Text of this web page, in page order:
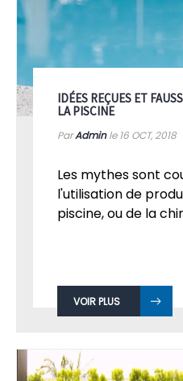
IDÉES REÇUES ET
LA PISCINE
ParAdminle 16 OCT, 2018
Les mythes sont
l'utilisation de
piscine, ou de la
VOIR PLUS